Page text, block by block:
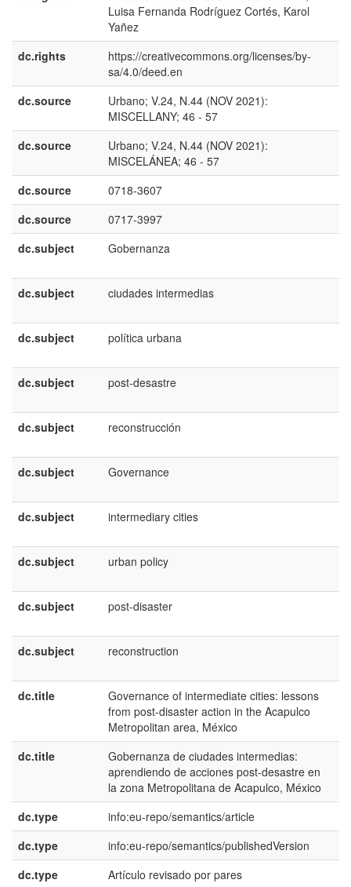
Luisa Fernanda Rodríguez Cortés, Karol
Yañez
dc.rights
https://creativecommons.org/licenses/by-
sa/4.0/deed.en
dc.source
Urbano; V.24, N.44 (NOV 2021):
MISCELLANY; 46 - 57
dc.source
Urbano; V.24, N.44 (NOV 2021):
MISCELÁNEA; 46 - 57
dc.source
0718-3607
dc.source
0717-3997
dc.subject
Gobernanza
dc.subject
ciudades intermedias
dc.subject
política urbana
dc.subject
post-desastre
dc.subject
reconstrucción
dc.subject
Governance
dc.subject
intermediary cities
dc.subject
urban policy
dc.subject
post-disaster
dc.subject
reconstruction
dc.title
Governance of intermediate cities: lessons
from post-disaster action in the Acapulco
Metropolitan area, México
dc.title
Gobernanza de ciudades intermedias:
aprendiendo de acciones post-desastre en
la zona Metropolitana de Acapulco, México
dc.type
info:eu-repo/semantics/article
dc.type
info:eu-repo/semantics/publishedVersion
dc.type
Artículo revisado por pares